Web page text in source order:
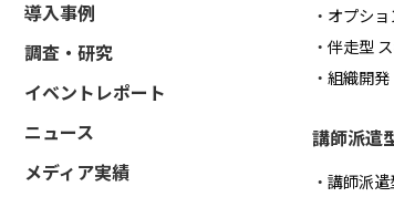
導入事例
調査・研究
イベントレポート
ニュース
メディア実績
オプショ
伴走型
組織開発
講師派遣
講師派遣